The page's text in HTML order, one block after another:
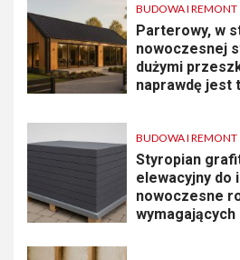
BUDOWA I REMONT
Parterowy, w
nowoczesnej
dużymi
naprawdę jest
BUDOWA I REMONT
Styropian
elewacyjny do
nowoczesne